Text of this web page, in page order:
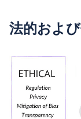
法的およ